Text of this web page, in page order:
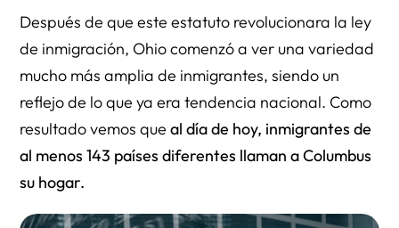
Después de que este estatuto revolucionara la ley
de inmigración, Ohio comenzó a ver una variedad
mucho más amplia de inmigrantes, siendo un
reflejo de lo que ya era tendencia nacional. Como
resultado vemos queal día de hoy, inmigrantes de
al menos 143 países diferentes llaman a Columbus
su hogar.